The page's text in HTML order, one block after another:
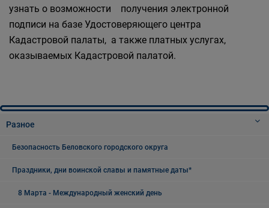
узнать о возможности получения электронной
подписи на базе Удостоверяющего центра
Кадастровой палаты, а также платных услугах,
оказываемых Кадастровой палатой.
Разное
Безопасность Беловского городского округа
Праздники, дни воинской славы и памятные даты*
8 Марта - Международный женский день